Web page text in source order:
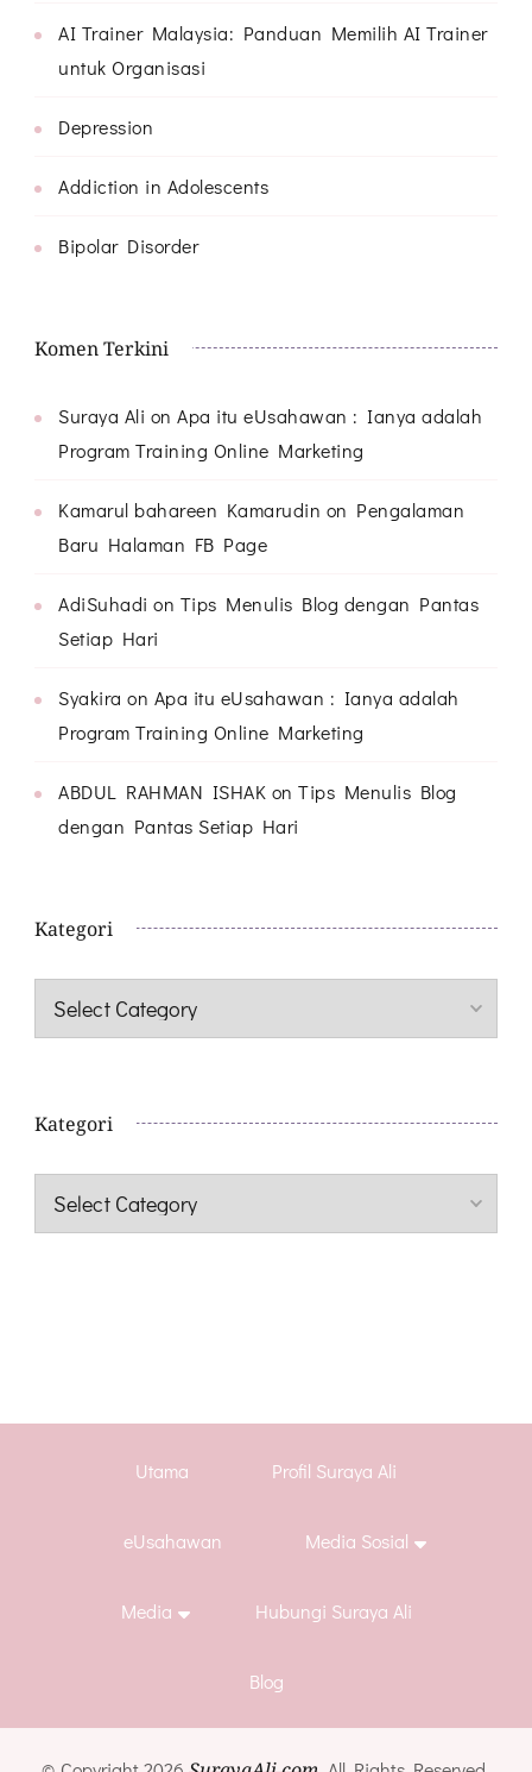
AI Trainer Malaysia: Panduan Memilih AI Trainer
untuk Organisasi
Depression
Addiction in Adolescents
Bipolar Disorder
Komen Terkini
Suraya Ali on Apa itu eUsahawan : Ianya adalah
Program Training Online Marketing
Kamarul bahareen Kamarudin on Pengalaman
Baru Halaman FB Page
AdiSuhadi on Tips Menulis Blog dengan Pantas
Setiap Hari
Syakira on Apa itu eUsahawan : Ianya adalah
Program Training Online Marketing
ABDUL RAHMAN ISHAK on Tips Menulis Blog
dengan Pantas Setiap Hari
Kategori
Kategori
Kategori
Kategori
Utama Profil Suraya Ali
eUsahawan Media Sosial
Media Hubungi Suraya Ali
Blog